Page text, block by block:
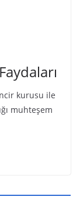
kurusu ile
muhteşem